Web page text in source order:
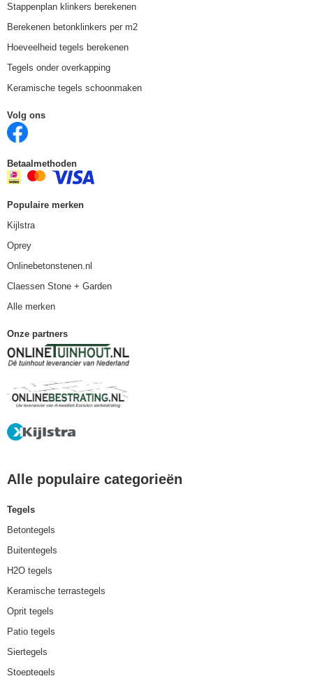
Stappenplan klinkers berekenen
Berekenen betonklinkers per m2
Hoeveelheid tegels berekenen
Tegels onder overkapping
Keramische tegels schoonmaken
Volg ons
Betaalmethoden
Populaire merken
Kijlstra
Oprey
Onlinebetonstenen.nl
Claessen Stone + Garden
Alle merken
Onze partners
Alle populaire categorieën
Tegels
Betontegels
Buitentegels
H2O tegels
Keramische terrastegels
Oprit tegels
Patio tegels
Siertegels
Stoeptegels